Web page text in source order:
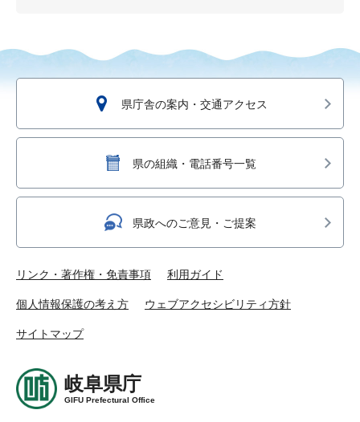
県庁舎の案内・交通アクセス
県の組織・電話番号一覧
県政へのご意見・ご提案
リンク・著作権・免責事項 利用ガイド
個人情報保護の考え方 ウェブアクセシビリティ方針
サイトマップ
岐阜県庁
GIFU Prefectural Office